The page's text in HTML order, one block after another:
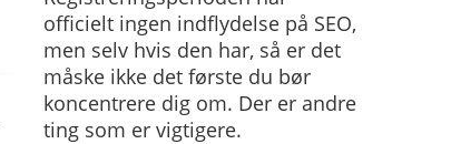
officielt ingen indflydelse på SEO,
men selv hvis den har, så er det
måske ikke det første du bør
koncentrere dig om. Der er andre
ting som er vigtigere.